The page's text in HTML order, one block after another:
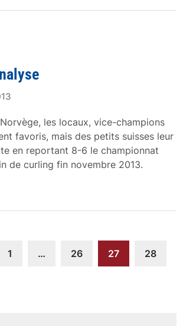
les locaux, vice-champions
favoris, mais des petits suisses leur
en reportant 8-6 le championnat
de curling fin novembre 2013.
1 … 26 27 28